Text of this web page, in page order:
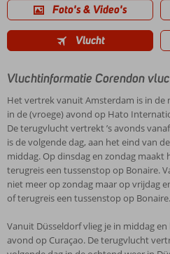
Foto's & Video's
Vlucht
Vluchtinformatie Corendon
Het vertrek vanuit Amsterdam is in de
in de (vroege) avond op Hato
De terugvlucht vertrekt ’s avonds
is de volgende dag, aan het eind van
middag. Op dinsdag en zondag maakt
terugreis een tussenstop op Bonaire.
niet meer op zondag maar op vrijdag
of terugreis een tussenstop op Bonaire.
Vanuit Düsseldorf vlieg je in middag
avond op Curaçao. De terugvlucht